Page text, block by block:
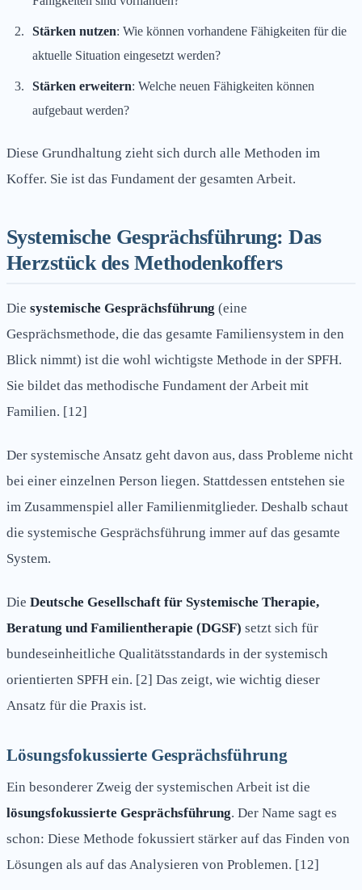
Stärken nutzen: Wie können vorhandene Fähigkeiten für die
aktuelle Situation eingesetzt werden?
Stärken erweitern: Welche neuen Fähigkeiten können
aufgebaut werden?
Diese Grundhaltung zieht sich durch alle Methoden im
Koffer. Sie ist das Fundament der gesamten Arbeit.
Systemische Gesprächsführung: Das
Herzstück des Methodenkoffers
Die systemische Gesprächsführung (eine
Gesprächsmethode, die das gesamte Familiensystem in den
Blick nimmt) ist die wohl wichtigste Methode in der SPFH.
Sie bildet das methodische Fundament der Arbeit mit
Familien. [12]
Der systemische Ansatz geht davon aus, dass Probleme nicht
bei einer einzelnen Person liegen. Stattdessen entstehen sie
im Zusammenspiel aller Familienmitglieder. Deshalb schaut
die systemische Gesprächsführung immer auf das gesamte
System.
Die Deutsche Gesellschaft für Systemische Therapie,
Beratung und Familientherapie (DGSF) setzt sich für
bundeseinheitliche Qualitätsstandards in der systemisch
orientierten SPFH ein. [2] Das zeigt, wie wichtig dieser
Ansatz für die Praxis ist.
Lösungsfokussierte Gesprächsführung
Ein besonderer Zweig der systemischen Arbeit ist die
lösungsfokussierte Gesprächsführung. Der Name sagt es
schon: Diese Methode fokussiert stärker auf das Finden von
Lösungen als auf das Analysieren von Problemen. [12]